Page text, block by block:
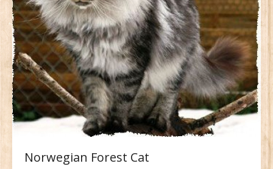
Norwegian Forest Cat